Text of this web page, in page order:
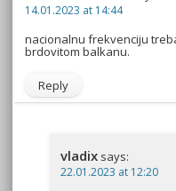
14.01.2023 at 14:44
nacionalnu frekvenciju
brdovitom balkanu.
Reply
vladix says:
22.01.2023 at 12:20